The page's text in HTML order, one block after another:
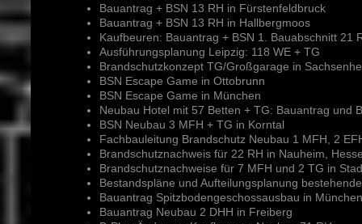
Bauantrag + BSN 13 RH in Fürstenfeldbruck
Bauantrag + BSN 13 RH in Hallbergmoos
Kaufbeuren: Bauantrag + BSN 1. Bauabschnitt 21
Ausführungsplanung Leipzig: 118 WE + TG
Brandschutzkonzept TG/Großgarage in
BSN Escape Game in Ottobrunn
BSN Escape Game in München
Neubau Hotel mit 57 Betten + TG: Bauantrag und
BSN Neubau 3 MFH + TG in Korntal
Fachbauleitung Brandschutz Neubau 1 MFH, 2
Brandschutznachweis für 22 RH in Nauheim,
Brandschutznachweise für 7 MFH und 2 TG in
Bestandspläne und Aufteilungsplanung
Bauantrag Spitzbodengeschossausbau in
Bauantrag Neubau 2 DHH in Freiberg